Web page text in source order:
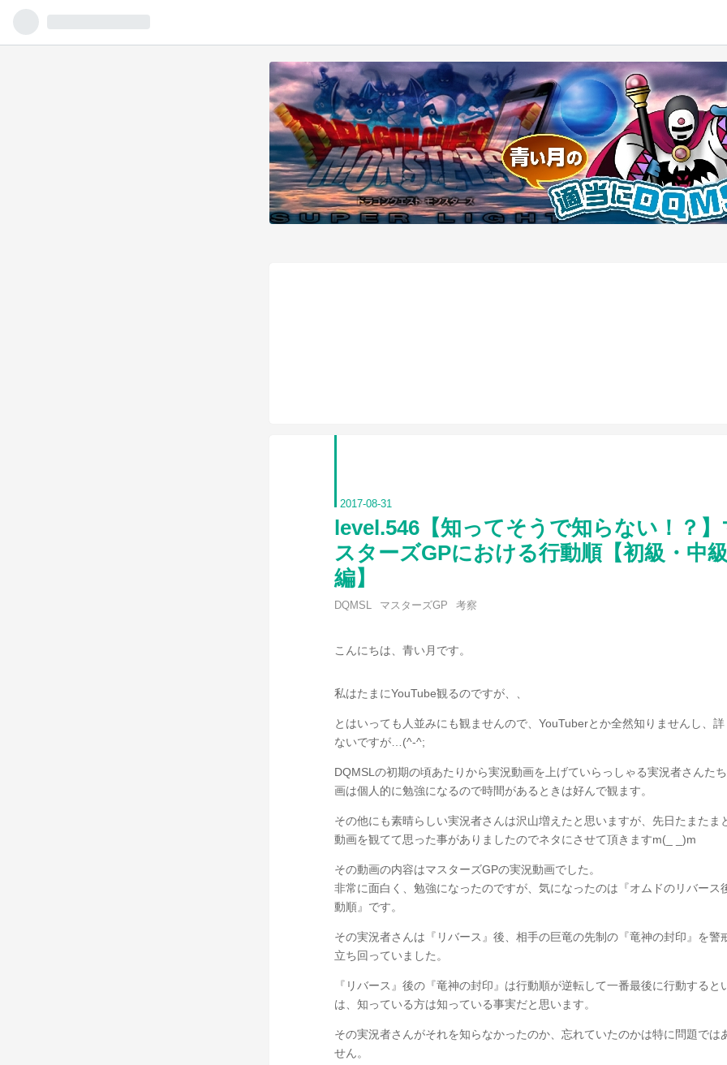
2017-08-31
level.546【知ってそうで知らない！？】
スターズGPにおける行動順【初級・中
編】
DQMSL マスターズGP 考察
こんにちは、青い月です。
私はたまにYouTube観るのですが、、
とはいっても人並みにも観ませんので、YouTuberとか全然知りませんし、
ないですが…(^-^;
DQMSLの初期の頃あたりから実況動画を上げていらっしゃる実況者さんた
画は個人的に勉強になるので時間があるときは好んで観ます。
その他にも素晴らしい実況者さんは沢山増えたと思いますが、先日たまたま
動画を観てて思った事がありましたのでネタにさせて頂きますm(_ _)m
その動画の内容はマスターズGPの実況動画でした。
非常に面白く、勉強になったのですが、気になったのは『オムドのリバース
動順』です。
その実況者さんは『リバース』後、相手の巨竜の先制の『竜神の封印』を警
立ち回っていました。
『リバース』後の『竜神の封印』は行動順が逆転して一番最後に行動すると
は、知っている方は知っている事実だと思います。
その実況者さんがそれを知らなかったのか、忘れていたのかは特に問題では
せん。